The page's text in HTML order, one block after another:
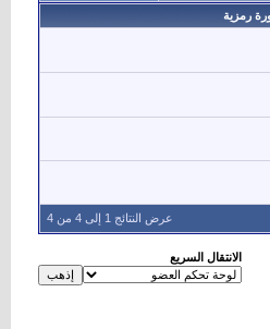
رمزية
عرض النتائج 1 إلى 4 من 4
الانتقال السريع